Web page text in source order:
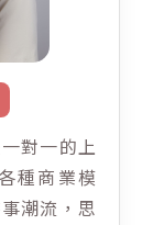
對一的上
種商業模
潮流，思